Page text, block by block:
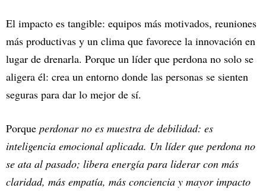
El impacto es tangible: equipos más motivados, reuniones
más productivas y un clima que favorece la innovación en
lugar de drenarla. Porque un líder que perdona no solo se
aligera él: crea un entorno donde las personas se sienten
seguras para dar lo mejor de sí.
Porque perdonar no es muestra de debilidad: es
inteligencia emocional aplicada. Un líder que perdona no
se ata al pasado; libera energía para liderar con más
claridad, más empatía, más conciencia y mayor impacto